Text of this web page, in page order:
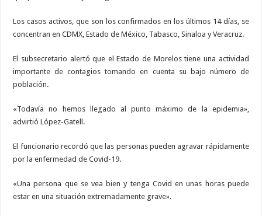
Los casos activos, que son los confirmados en los últimos 14 días, se
concentran en CDMX, Estado de México, Tabasco, Sinaloa y Veracruz.
El subsecretario alertó que el Estado de Morelos tiene una actividad
importante de contagios tomando en cuenta su bajo número de
población.
«Todavía no hemos llegado al punto máximo de la epidemia»,
advirtió López-Gatell.
El funcionario recordó que las personas pueden agravar rápidamente
por la enfermedad de Covid-19.
«Una persona que se vea bien y tenga Covid en unas horas puede
estar en una situación extremadamente grave».